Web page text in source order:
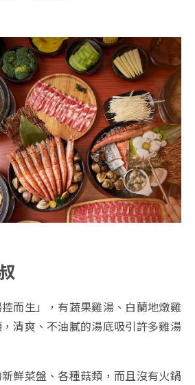
而生」，有蔬果雞湯、白蘭地燉雞
清爽、不油膩的湯底吸引許多雞湯
鮮菜盤、各種菇類，而且沒有火鍋